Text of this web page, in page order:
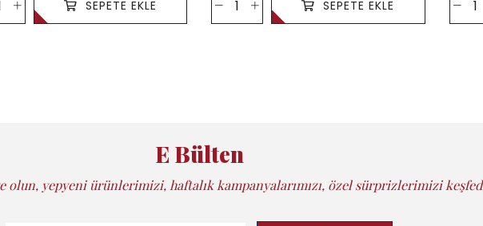
SEPETE EKLE SEPETE EKLE
E Bülten
olun, yepyeni ürünlerimizi, haftalık kampanyalarımızı, özel sürprizlerimizi